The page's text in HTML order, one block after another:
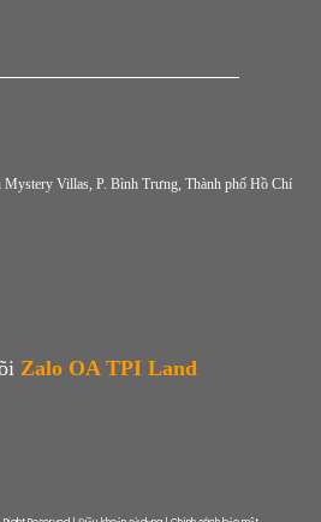
Villas, P. Bình Trưng, Thành phố Hồ Chí
Zalo OA TPI Land